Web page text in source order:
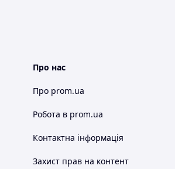
Про нас
Про prom.ua
Робота в prom.ua
Контактна інформація
Захист прав на контент